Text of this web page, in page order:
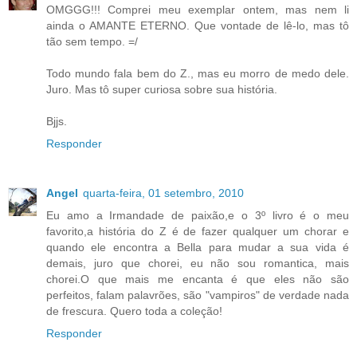
OMGGG!!! Comprei meu exemplar ontem, mas nem li
ainda o AMANTE ETERNO. Que vontade de lê-lo, mas tô
tão sem tempo. =/
Todo mundo fala bem do Z., mas eu morro de medo dele.
Juro. Mas tô super curiosa sobre sua história.
Bjjs.
Responder
Angel quarta-feira, 01 setembro, 2010
Eu amo a Irmandade de paixão,e o 3º livro é o meu
favorito,a história do Z é de fazer qualquer um chorar e
quando ele encontra a Bella para mudar a sua vida é
demais, juro que chorei, eu não sou romantica, mais
chorei.O que mais me encanta é que eles não são
perfeitos, falam palavrões, são "vampiros" de verdade nada
de frescura. Quero toda a coleção!
Responder